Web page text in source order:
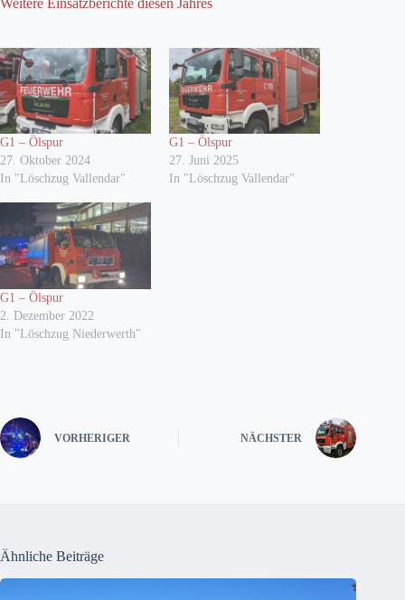
G1 – Ölspur
27. Oktober 2024
In "Löschzug Vallendar"
G1 – Ölspur
27. Juni 2025
In "Löschzug Vallendar"
G1 – Ölspur
2. Dezember 2022
In "Löschzug Niederwerth"
VORHERIGER NÄCHSTER
Ähnliche Beiträge